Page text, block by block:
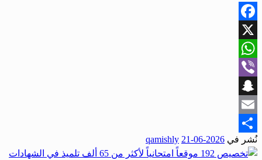
Facebook
X
WhatsApp
Viber
Snapchat
Email
Share
نُشر في 2026-06-21
qamishly